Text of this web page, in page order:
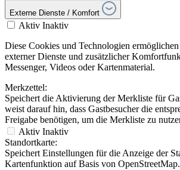
Externe Dienste / Komfort
Aktiv Inaktiv
Diese Cookies und Technologien
externer Dienste und zusätzlicher
Messenger, Videos oder Kartenmaterial.
Merkzettel:
Speichert die Aktivierung der Merkliste für
weist darauf hin, dass Gastbesucher die
Freigabe benötigen, um die Merkliste zu
Aktiv Inaktiv
Standortkarte:
Speichert Einstellungen für die Anzeige der
Kartenfunktion auf Basis von OpenStreetMap.